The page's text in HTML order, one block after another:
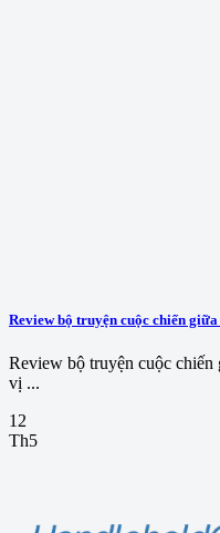
Review bộ truyện cuộc chiến
Review bộ truyện cuộc chiến
vị ...
12
Th5